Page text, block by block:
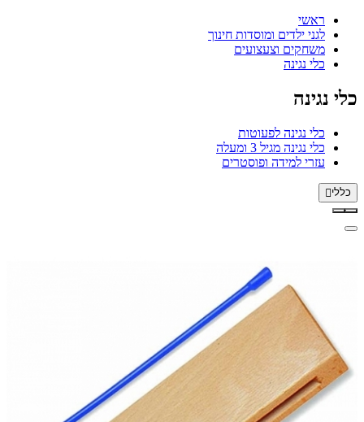
ראשי
לגני ילדים ומוסדות חינוך
משחקים וצעצועים
כלי נגינה
כלי נגינה
כלי נגינה לפעוטות
כלי נגינה מגיל 3 ומעלה
עזרי למידה ופוסטרים
כללי